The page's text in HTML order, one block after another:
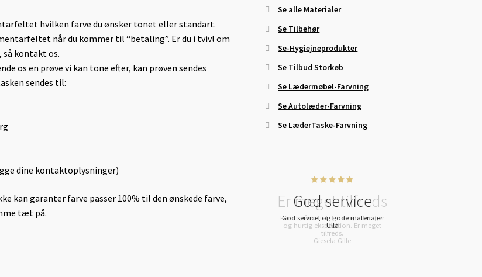
hvilken farve du ønsker tonet eller standart.
når du kommer til “betaling”. Er du i tvivl om
så kontakt os.
os en prøve vi kan tone efter, kan prøven sendes
sendes til:
dine kontaktoplysninger)
kan garanter farve passer 100% til den ønskede farve,
tæt på.
Se alle Materialer
Se Tilbehør
Se-Hygiejneprodukter
Se Tilbud Storkøb
Se Lædermøbel-Farvning
Se Autolæder-Farvning
Se LæderTaske-Farvning
God service
God service, og gode materialer
Ulla